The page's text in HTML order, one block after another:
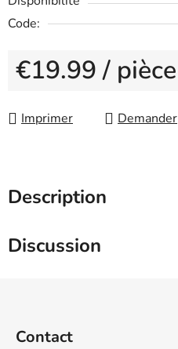
Code:
€19.99/ pièce
Imprimer
Demander
Description
Discussion
Contact